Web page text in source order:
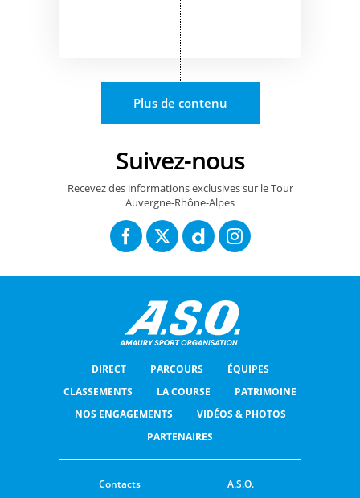
Plus de contenu
Suivez-nous
Recevez des informations exclusives sur le Tour
Auvergne-Rhône-Alpes
DIRECT PARCOURS
ÉQUIPES
CLASSEMENTS
LA COURSE
PATRIMOINE
NOS ENGAGEMENTS
VIDÉOS & PHOTOS
PARTENAIRES
Contacts A.S.O.